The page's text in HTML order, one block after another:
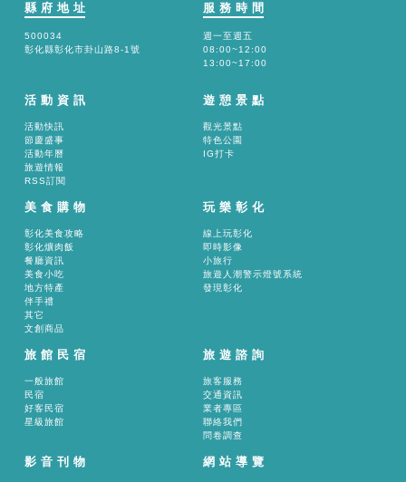
縣府地址
500034
彰化縣彰化市卦山路8-1號
服務時間
週一至週五
08:00~12:00
13:00~17:00
活動資訊
活動快訊
節慶盛事
活動年曆
旅遊情報
RSS訂閱
遊憩景點
觀光景點
特色公園
IG打卡
美食購物
彰化美食攻略
彰化爌肉飯
餐廳資訊
美食小吃
地方特產
伴手禮
其它
文創商品
玩樂彰化
線上玩彰化
即時影像
小旅行
旅遊人潮警示燈號系統
發現彰化
旅館民宿
一般旅館
民宿
好客民宿
星級旅館
旅遊諮詢
旅客服務
交通資訊
業者專區
聯絡我們
問卷調查
影音刊物 網站導覽